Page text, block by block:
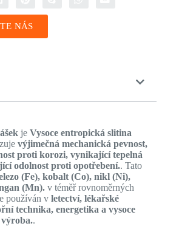
NÁS
je Vysoce entropická slitina
výjimečná mechanická pevnost,
proti korozi, vynikající tepelná
odolnost proti opotřebení.. Tato
(Fe), kobalt (Co), nikl (Ni),
(Mn).v téměř rovnoměrných
používán v letectví, lékařské
technika, energetika a vysoce
.